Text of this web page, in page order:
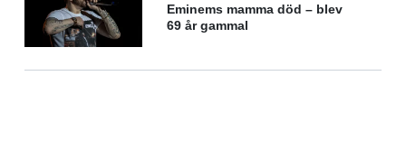
Eminems mamma död – blev
69 år gammal